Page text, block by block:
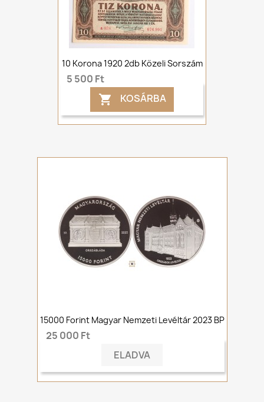
10 Korona 1920 2db Közeli Sorszám
5 500 Ft
 KOSÁRBA
15000 Forint Magyar Nemzeti Levéltár 2023 BP
25 000 Ft
ELADVA